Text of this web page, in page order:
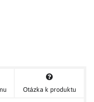
Otázka k produktu